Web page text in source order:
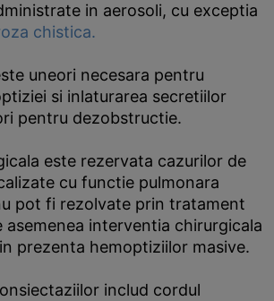
in aerosoli, cu exceptia
chistica.
uneori necesara pentru
si inlaturarea secretiilor
pentru dezobstructie.
este rezervata cazurilor de
cu functie pulmonara
pot fi rezolvate prin tratament
asemenea interventia chirurgicala
prezenta hemoptiziilor masive.
includ cordul